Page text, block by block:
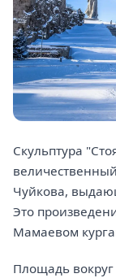
Скульптура
Чуйкова,
Это
Мамаевом
Площадь